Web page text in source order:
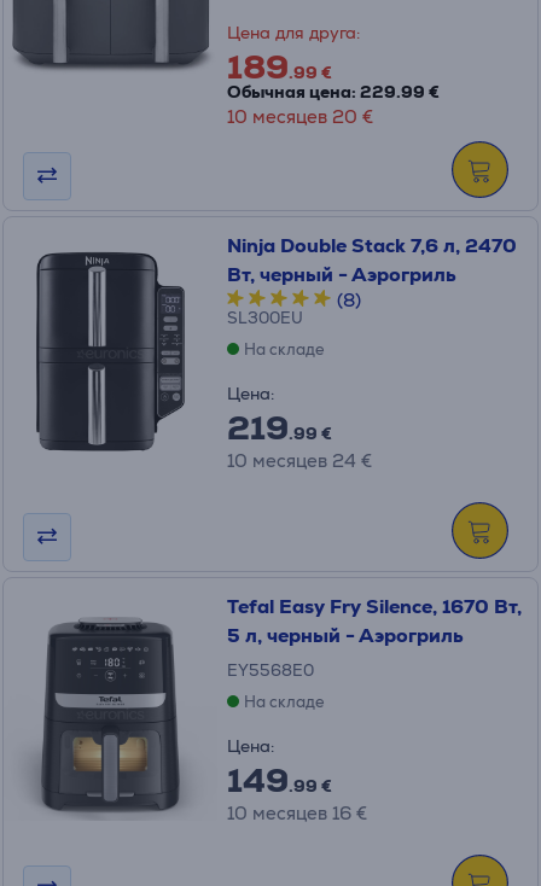
Цена для друга:
189.99 €
Обычная цена: 229.99 €
10 месяцев 20 €
Ninja Double Stack 7,6 л, 2470
Вт, черный - Аэрогриль
(8)
SL300EU
На складе
Цена:
219.99 €
10 месяцев 24 €
Tefal Easy Fry Silence, 1670 Вт,
5 л, черный - Аэрогриль
EY5568E0
На складе
Цена:
149.99 €
10 месяцев 16 €